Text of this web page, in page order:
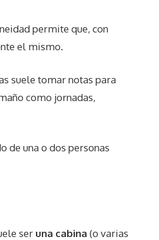
permite que, con
el mismo.
suele tomar notas para
como jornadas,
de una o dos personas
ser una cabina (o varias